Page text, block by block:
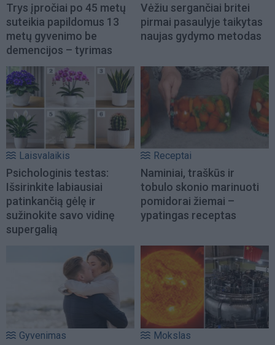
Trys įpročiai po 45 metų
suteikia papildomus 13
metų gyvenimo be
demencijos – tyrimas
Vėžiu sergančiai britei
pirmai pasaulyje taikytas
naujas gydymo metodas
Laisvalaikis
Psichologinis testas:
Išsirinkite labiausiai
patinkančią gėlę ir
sužinokite savo vidinę
supergalią
Receptai
Naminiai, traškūs ir
tobulo skonio marinuoti
pomidorai žiemai –
ypatingas receptas
Gyvenimas Mokslas